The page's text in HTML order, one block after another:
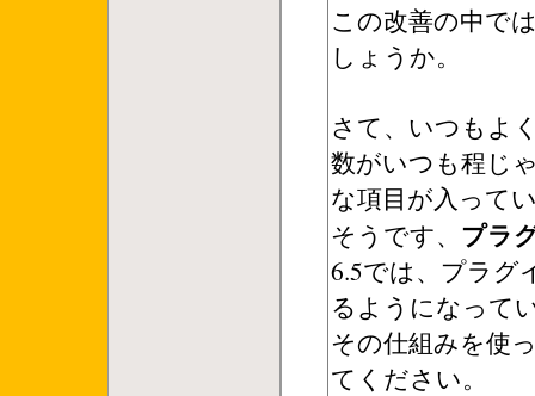
この改善の中で
しょうか。
さて、いつもよ
数がいつも程じ
な項目が入って
そうです、 プラ
6.5では、プラグ
るようになって
その仕組みを使
てください。